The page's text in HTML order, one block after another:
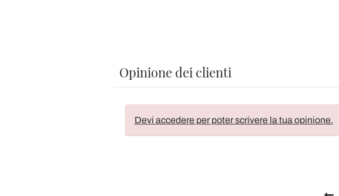
Opinione dei clienti
Devi accedere per poter scrivere la tua opinione.